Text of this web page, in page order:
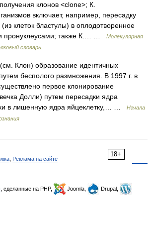
клонов <clone>; К.
включает, например, пересадку
клеток бластулы) в оплодотворенное
пронуклеусами; также К.… …
Молекулярная
словарь.
Клон) образование идентичных
бесполого размножения. В 1997 г. в
первое клонирование
Долли) путем пересадки ядра
в лишенную ядра яйцеклетку,… …
Начала
18+
Реклама на сайте
, сделанные на PHP, Joomla,
Drupal,